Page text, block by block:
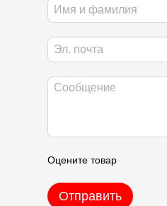
Оцените товар
Отправить